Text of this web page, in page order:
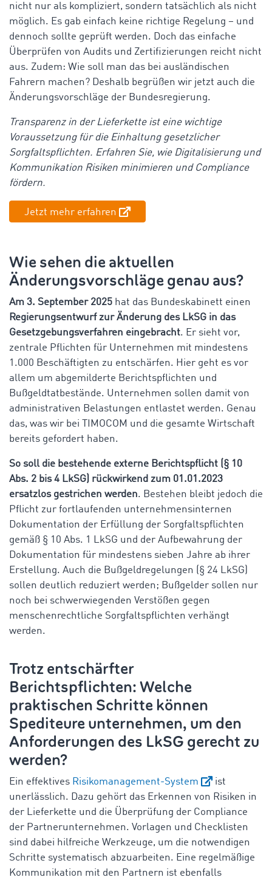
nicht nur als kompliziert, sondern tatsächlich als nicht
möglich. Es gab einfach keine richtige Regelung – und
dennoch sollte geprüft werden. Doch das einfache
Überprüfen von Audits und Zertifizierungen reicht nicht
aus. Zudem: Wie soll man das bei ausländischen
Fahrern machen? Deshalb begrüßen wir jetzt auch die
Änderungsvorschläge der Bundesregierung.
Transparenz in der Lieferkette ist eine wichtige
Voraussetzung für die Einhaltung gesetzlicher
Sorgfaltspflichten. Erfahren Sie, wie Digitalisierung und
Kommunikation Risiken minimieren und Compliance
fördern.
Jetzt mehr erfahren
Wie sehen die aktuellen
Änderungsvorschläge genau aus?
Am 3. September 2025 hat das Bundeskabinett einen
Regierungsentwurf zur Änderung des LkSG in das
Gesetzgebungsverfahren eingebracht. Er sieht vor,
zentrale Pflichten für Unternehmen mit mindestens
1.000 Beschäftigten zu entschärfen. Hier geht es vor
allem um abgemilderte Berichtspflichten und
Bußgeldtatbestände. Unternehmen sollen damit von
administrativen Belastungen entlastet werden. Genau
das, was wir bei TIMOCOM und die gesamte Wirtschaft
bereits gefordert haben.
So soll die bestehende externe Berichtspflicht (§ 10
Abs. 2 bis 4 LkSG) rückwirkend zum 01.01.2023
ersatzlos gestrichen werden. Bestehen bleibt jedoch die
Pflicht zur fortlaufenden unternehmensinternen
Dokumentation der Erfüllung der Sorgfaltspflichten
gemäß § 10 Abs. 1 LkSG und der Aufbewahrung der
Dokumentation für mindestens sieben Jahre ab ihrer
Erstellung. Auch die Bußgeldregelungen (§ 24 LkSG)
sollen deutlich reduziert werden; Bußgelder sollen nur
noch bei schwerwiegenden Verstößen gegen
menschenrechtliche Sorgfaltspflichten verhängt
werden.
Trotz entschärfter
Berichtspflichten: Welche
praktischen Schritte können
Spediteure unternehmen, um den
Anforderungen des LkSG gerecht zu
werden?
Ein effektives Risikomanagement-System
ist
unerlässlich. Dazu gehört das Erkennen von Risiken in
der Lieferkette und die Überprüfung der Compliance
der Partnerunternehmen. Vorlagen und Checklisten
sind dabei hilfreiche Werkzeuge, um die notwendigen
Schritte systematisch abzuarbeiten. Eine regelmäßige
Kommunikation mit den Partnern ist ebenfalls